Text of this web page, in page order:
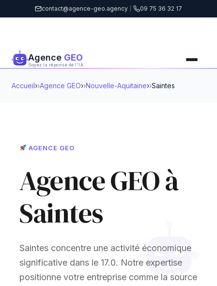
contact@agence-geo.agency 09 75 36 32 17
Agence GEO
Soyez la réponse de l'IA
Accueil› Agence GEO› Nouvelle-Aquitaine› Saintes
AGENCE GEO
Agence GEO à
Saintes
Saintes concentre une activité économique
significative dans le 17.0. Notre expertise
positionne votre entreprise comme la source